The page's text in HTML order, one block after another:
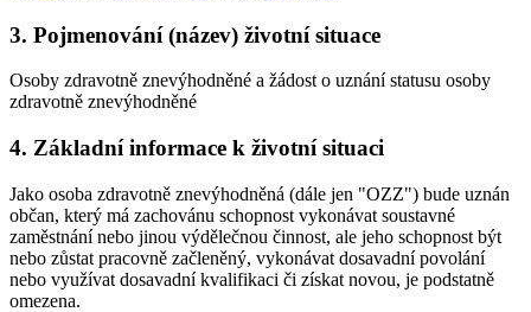
3. Pojmenování (název) životní situace
Osoby zdravotně znevýhodněné a žádost o uznání statusu osoby
zdravotně znevýhodněné
4. Základní informace k životní situaci
Jako osoba zdravotně znevýhodněná (dále jen "OZZ") bude uznán
občan, který má zachovánu schopnost vykonávat soustavné
zaměstnání nebo jinou výdělečnou činnost, ale jeho schopnost být
nebo zůstat pracovně začleněný, vykonávat dosavadní povolání
nebo využívat dosavadní kvalifikaci či získat novou, je podstatně
omezena.